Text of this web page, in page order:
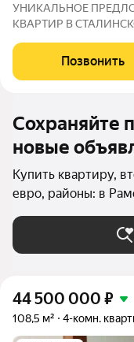
УНИКАЛЬНОЕ
КВАРТИР В
вниманию
функциональный блок
Позвонить
Сохраняйте
новые
Купить квартиру,
евро, районы: в
44 500 000 ₽
108,5 м² 4-комн.